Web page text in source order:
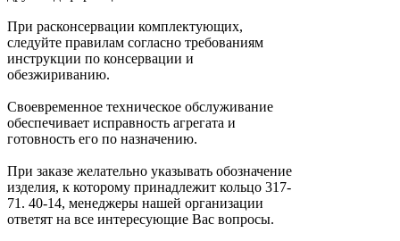
При расконсервации комплектующих,
следуйте правилам согласно требованиям
инструкции по консервации и
обезжириванию.
Своевременное техническое обслуживание
обеспечивает исправность агрегата и
готовность его по назначению.
При заказе желательно указывать обозначение
изделия, к которому принадлежит кольцо 317-
71. 40-14, менеджеры нашей организации
ответят на все интересующие Вас вопросы.